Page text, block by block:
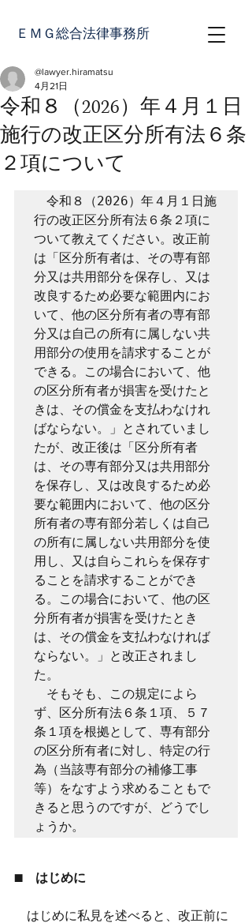
ＥＭＧ総合法律事務所
令和８（2026）年４月１日
施行の改正区分所有法６条
２項について
@lawyer.hiramatsu
4月21日
令和８（2026）年４月１日施
行の改正区分所有法６条２項に
ついて教えてください。改正前
は「区分所有者は、その専有部
分又は共用部分を保存し、又は
改良するため必要な範囲内にお
いて、他の区分所有者の専有部
分又は自己の所有に属しない共
用部分の使用を請求することが
できる。この場合において、他
の区分所有者が損害を受けたと
きは、その償金を支払わなけれ
ばならない。」とされていまし
たが、改正後は「区分所有者
は、その専有部分又は共用部分
を保存し、又は改良するため必
要な範囲内において、他の区分
所有者の専有部分若しくは自己
の所有に属しない共用部分を使
用し、又は自らこれらを保存す
ることを請求することができ
る。この場合において、他の区
分所有者が損害を受けたとき
は、その償金を支払わなければ
ならない。」と改正されまし
た。
そもそも、この規定によら
ず、区分所有法６条１項、５７
条１項を根拠として、専有部分
の区分所有者に対し、特定の行
為（当該専有部分の補修工事
等）をなすよう求めることもで
きると思うのですが、どうでし
ょうか。
■　はじめに
はじめに私見を述べると、改正前に